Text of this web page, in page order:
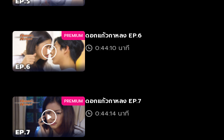
PREMIUM ดอกแก้วกาหลง EP.6
0:44:10 นาที
PREMIUM ดอกแก้วกาหลง EP.7
0:44:14 นาที